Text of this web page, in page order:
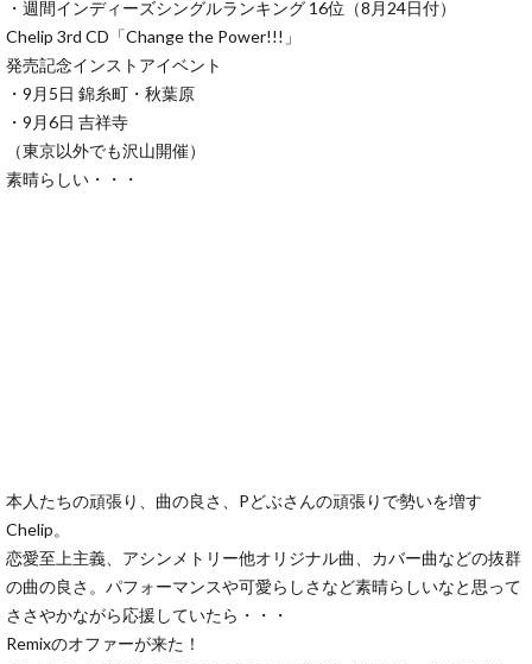
・週間インディーズシングルランキング 16位（8月24日付）
Chelip 3rd CD「Change the Power!!!」
発売記念インストアイベント
・9月5日 錦糸町・秋葉原
・9月6日 吉祥寺
（東京以外でも沢山開催）
素晴らしい・・・
本人たちの頑張り、曲の良さ、Pどぶさんの頑張りで勢いを増す
Chelip。
恋愛至上主義、アシンメトリー他オリジナル曲、カバー曲などの抜群
の曲の良さ。パフォーマンスや可愛らしさなど素晴らしいなと思って
ささやかながら応援していたら・・・
Remixのオファーが来た！